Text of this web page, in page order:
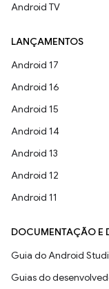
Android TV
LANÇAMENTOS
Android 17
Android 16
Android 15
Android 14
Android 13
Android 12
Android 11
DOCUMENTAÇÃO E
Guia do Android
Guias do